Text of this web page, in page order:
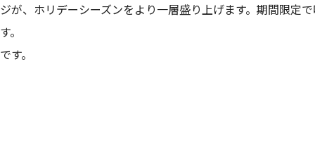
が、ホリデーシーズンをより一層盛り上げます。期間限定
。
す。